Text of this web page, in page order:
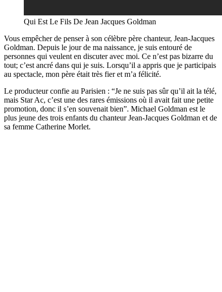
Qui Est Le Fils De Jean Jacques Goldman
Vous empêcher de penser à son célèbre père chanteur, Jean-Jacques
Goldman. Depuis le jour de ma naissance, je suis entouré de
personnes qui veulent en discuter avec moi. Ce n’est pas bizarre du
tout; c’est ancré dans qui je suis. Lorsqu’il a appris que je participais
au spectacle, mon père était très fier et m’a félicité.
Le producteur confie au Parisien : “Je ne suis pas sûr qu’il ait la télé,
mais Star Ac, c’est une des rares émissions où il avait fait une petite
promotion, donc il s’en souvenait bien”. Michael Goldman est le
plus jeune des trois enfants du chanteur Jean-Jacques Goldman et de
sa femme Catherine Morlet.